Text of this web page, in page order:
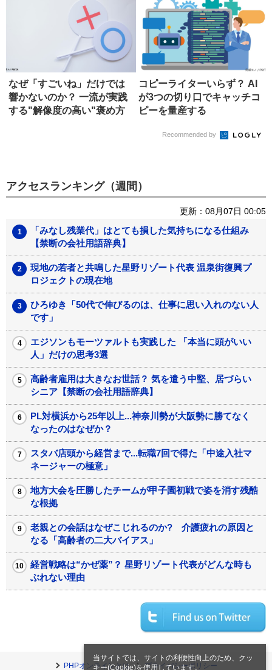
当サイトでは、サイトの利便性向上のため、クッ
キー(Cookie)を使用しています。
なぜ「すごいね」だけでは
響かないのか？ 一流が実践
する"解像度の高い"褒め方
コピーライターいらず？ AI
が3つの切り口でキャッチコ
ピーを量産する
Recommended by
アクセスランキング（週間）
更新：08月07日 00:05
「みなし残業代」はとても損した気持ちになる仕組み
【禁断の会社用語辞典】
現地の若者と共鳴した星野リゾート代表 温泉街復興プ
ロジェクトの現在地
ひろゆき「50代で伸びるのは、仕事に思い入れのない人
です」
エジソンもモーツァルトも実践した 「本当に頭がいい
人」だけの思考3選
高齢者雇用は大きなお世話？ 気を遣う中堅、居づらい
シニア【禁断の会社用語辞典】
PL対横浜から25年以上...神奈川勢が大阪勢に勝てなく
なったのはなぜか？
スタバ店頭から経営まで...転職7回で得た「中途入社マ
ネージャーの極意」
地方大会を圧勝したチームが甲子園初戦で姿を消す残酷
な根拠
老親との会話はなぜこじれるのか? 介護疲れの原因と
なる「高齢者の二大バイアス」
経営戦略は“かぜ薬”？ 星野リゾート代表がどんな時も
ぶれない理由
PHPオンラインとは プライバシーポリシー